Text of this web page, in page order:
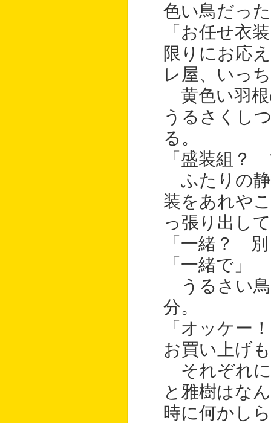
色い鳥だっ
「お任せ衣
限りにお応
レ屋、いっ
黄色い羽根
うるさくし
る。
「盛装組
ふたりの静
装をあれや
っ張り出し
「一緒？
「一緒で」
うるさい鳥
分。
「オッケ
お買い上げ
それぞれに
と雅樹はな
時に何かし